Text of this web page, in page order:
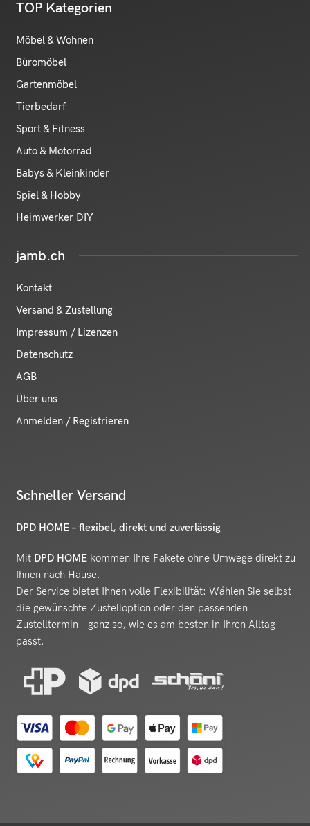
TOP Kategorien
Möbel & Wohnen
Büromöbel
Gartenmöbel
Tierbedarf
Sport & Fitness
Auto & Motorrad
Babys & Kleinkinder
Spiel & Hobby
Heimwerker DIY
jamb.ch
Kontakt
Versand & Zustellung
Impressum / Lizenzen
Datenschutz
AGB
Über uns
Anmelden / Registrieren
Schneller Versand
DPD HOME – flexibel, direkt und zuverlässig
Mit DPD HOME kommen Ihre Pakete ohne Umwege direkt zu
Ihnen nach Hause.
Der Service bietet Ihnen volle Flexibilität: Wählen Sie selbst
die gewünschte Zustelloption oder den passenden
Zustelltermin – ganz so, wie es am besten in Ihren Alltag
passt.